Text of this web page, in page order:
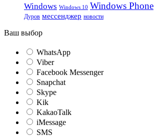
Windows Windows 10 Windows Phone
Дуров мессенджер новости
Ваш выбор
WhatsApp
Viber
Facebook Messenger
Snapchat
Skype
Kik
KakaoTalk
iMessage
SMS